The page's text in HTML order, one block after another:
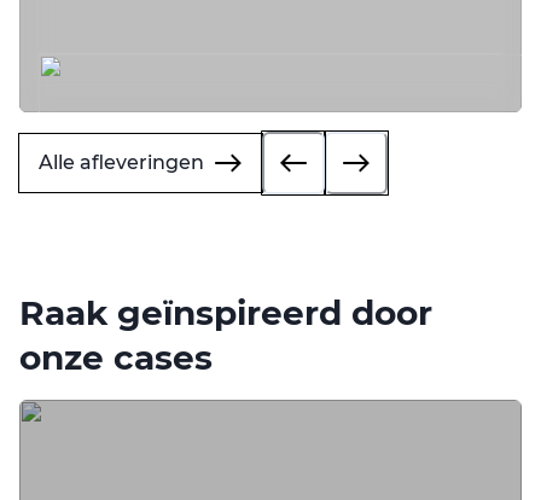
Alle afleveringen
Raak geïnspireerd door
onze cases